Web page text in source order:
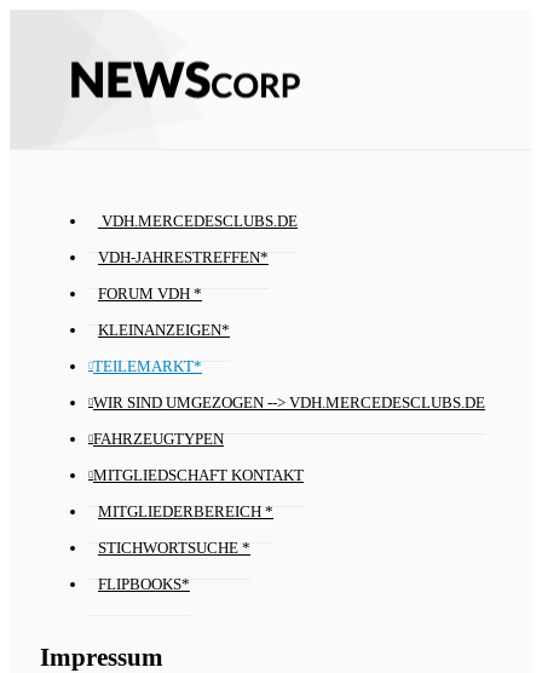
VDH.MERCEDESCLUBS.DE
VDH-JAHRESTREFFEN*
FORUM VDH *
KLEINANZEIGEN*
TEILEMARKT*
WIR SIND UMGEZOGEN --> VDH.MERCEDESCLUBS.DE
FAHRZEUGTYPEN
MITGLIEDSCHAFT KONTAKT
MITGLIEDERBEREICH *
STICHWORTSUCHE *
FLIPBOOKS*
Impressum